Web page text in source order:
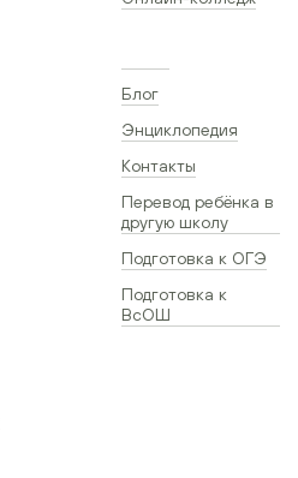
Блог
Энциклопедия
Контакты
Перевод ребёнка в
другую школу
Подготовка к ОГЭ
Подготовка к
ВсОШ